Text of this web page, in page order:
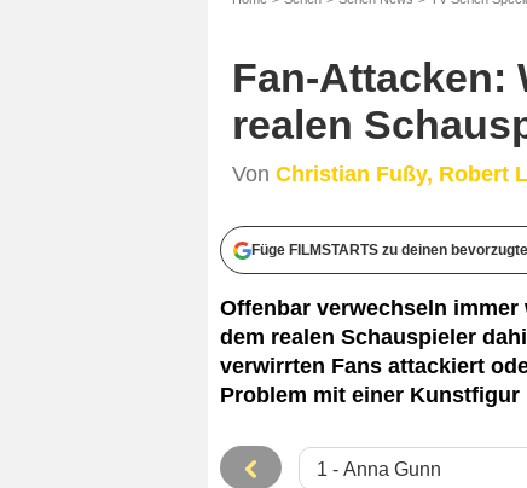
Fan-Attacken:
realen
Von Christian Fußy, Robert
Füge FILMSTARTS zu deinen
Offenbar verwechseln
dem realen Schauspieler
verwirrten Fans attackiert
Problem mit einer Kunstfigur